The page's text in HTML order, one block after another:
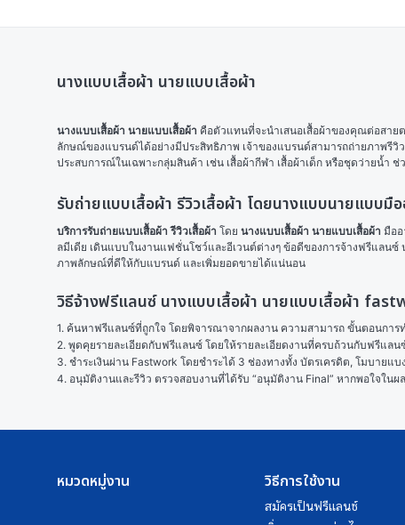
นางแบบเสื้อผ้า นายแบบเสื้อผ้า
นางแบบเสื้อผ้า นายแบบเสื้อผ้า คือตัวแทนที่จะนำเสนอเสื้อผ้าของคุณต่อสาย
ลักษณ์ของแบรนด์ได้อย่างมีประสิทธิภาพ เจ้าของแบรนด์สามารถถ่ายภาพรี
ประสบการณ์ในเฉพาะกลุ่มสินค้า เช่น เสื้อผ้ากีฬา เสื้อผ้าเด็ก หรือชุดว่ายน้ำ
รับถ่ายแบบเสื้อผ้า รีวิวเสื้อผ้า โดยนางแบบนายแบบมื
บริการรับถ่ายแบบเสื้อผ้า รีวิวเสื้อผ้า โดย นางแบบเสื้อผ้า นายแบบเสื้อผ้า มือ
ลมีเดีย เดินแบบในงานแฟชั่นโชว์และอีเวนต์ต่างๆ ข้อดีของการจ้างฟรีแลน
ภาพลักษณ์ที่ดีให้กับแบรนด์ และเพิ่มยอดขายได้แน่นอน
วิธีจ้างฟรีแลนซ์ นางแบบเสื้อผ้า นายแบบเสื้อผ้า
1. ค้นหาฟรีแลนซ์ที่ถูกใจ โดยพิจารณาจากผลงาน ความสามารถ ขั้นตอนการ
2. พูดคุยรายละเอียดกับฟรีแลนซ์ โดยให้รายละเอียดงานที่ครบถ้วนกับฟรีแล
3. ชำระเงินผ่าน Fastwork โดยชำระได้ 3 ช่องทางทั้ง บัตรเครดิต, โมบาย
4. อนุมัติงานและรีวิว ตรวจสอบงานที่ได้รับ “อนุมัติงาน Final” หากพอใจใน
หมวดหมู่งาน วิธีการใช้งาน
สมัครเป็นฟรีแลนซ์